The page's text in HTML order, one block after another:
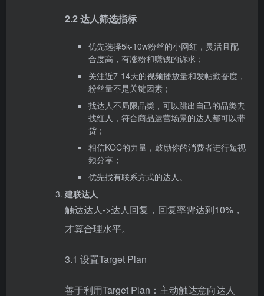
2.2 达人筛选指标
优先选择5k-10w粉丝的小网红，灵活且配
合度高，有涨粉和赚钱的诉求；
关注近7-14天的视频播放量和发帖勤奋度，
粉丝量不是关键因素；
找达人不局限品类，可以跳出自己的品类去
找红人，符合商品运营场景的达人都可以带
货；
相信KOC的力量，鼓励你的消费者进行短视
频分享；
优先找有联系方式的达人。
建联达人
触达达人->达人回复，回复率需达到10%，
才算合理水平。
3.1 设置Target Plan
善于利用Target Plan：主动触达意向达人